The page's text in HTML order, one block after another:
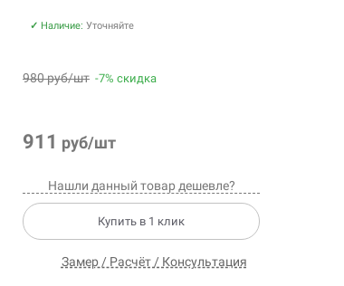
✓ Наличие: Уточняйте
980 руб/шт -7% скидка
911 руб/шт
Нашли данный товар дешевле?
Купить в 1 клик
Замер / Расчёт / Консультация